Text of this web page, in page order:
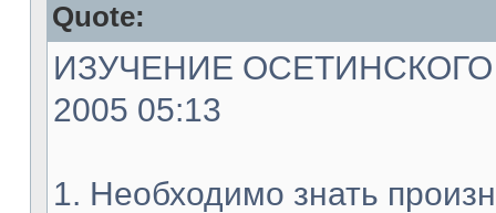
Quote:
ИЗУЧЕНИЕ ОСЕТИНСКОГО
2005 05:13
1. Необходимо знать